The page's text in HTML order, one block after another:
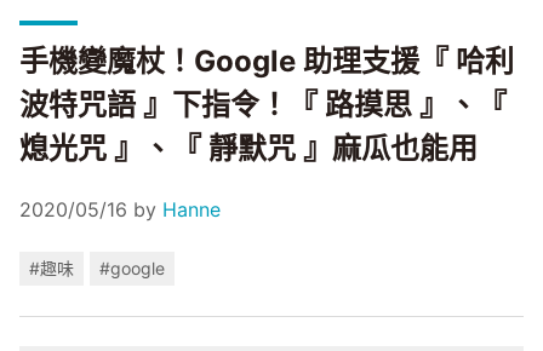
手機變魔杖！Google 助理支援『 哈利
波特咒語 』下指令！『 路摸思 』、『
熄光咒 』、『 靜默咒 』麻瓜也能用
2020/05/16 by Hanne
#趣味 #google